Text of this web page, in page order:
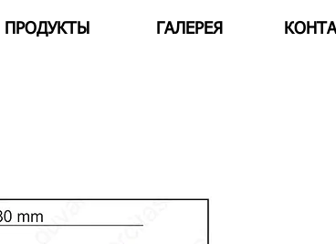
ПРОДУКТЫ ​ГАЛЕРЕЯ